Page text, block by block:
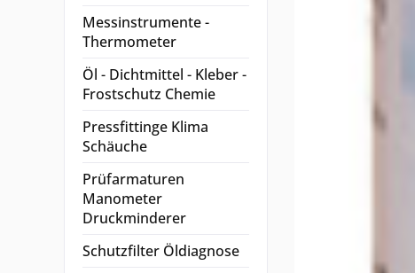
Messinstrumente -
Thermometer
Öl - Dichtmittel - Kleber -
Frostschutz Chemie
Pressfittinge Klima
Schäuche
Prüfarmaturen
Manometer
Druckminderer
Schutzfilter Öldiagnose